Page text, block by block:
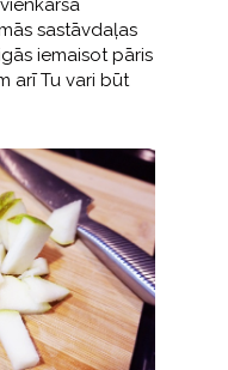
sastāvdaļas
iemaisot pāris
arī Tu vari būt